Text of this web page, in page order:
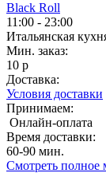
Black Roll
11:00 - 23:00
Итальянская
Мин. заказ:
10 р
Доставка:
Условия доставки
Принимаем:
Онлайн-оплата
Время доставки:
60-90 мин.
Смотреть полное